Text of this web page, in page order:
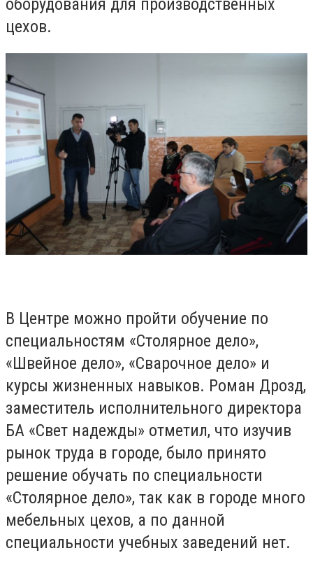
оборудования для производственных
цехов.
В Центре можно пройти обучение по
специальностям «Столярное дело»,
«Швейное дело», «Сварочное дело» и
курсы жизненных навыков. Роман Дрозд,
заместитель исполнительного директора
БА «Свет надежды» отметил, что изучив
рынок труда в городе, было принято
решение обучать по специальности
«Столярное дело», так как в городе много
мебельных цехов, а по данной
специальности учебных заведений нет.